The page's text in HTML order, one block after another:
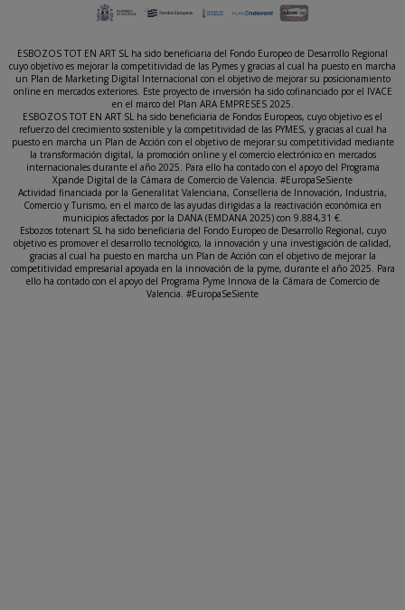
ESBOZOS TOT EN ART SL ha sido beneficiaria del Fondo Europeo de Desarrollo Regional
cuyo objetivo es mejorar la competitividad de las Pymes y gracias al cual ha puesto en marcha
un Plan de Marketing Digital Internacional con el objetivo de mejorar su posicionamiento
online en mercados exteriores. Este proyecto de inversión ha sido cofinanciado por el IVACE
en el marco del Plan ARA EMPRESES 2025.
ESBOZOS TOT EN ART SL ha sido beneficiaria de Fondos Europeos, cuyo objetivo es el
refuerzo del crecimiento sostenible y la competitividad de las PYMES, y gracias al cual ha
puesto en marcha un Plan de Acción con el objetivo de mejorar su competitividad mediante
la transformación digital, la promoción online y el comercio electrónico en mercados
internacionales durante el año 2025. Para ello ha contado con el apoyo del Programa
Xpande Digital de la Cámara de Comercio de Valencia. #EuropaSeSiente
Actividad financiada por la Generalitat Valenciana, Conselleria de Innovación, Industria,
Comercio y Turismo, en el marco de las ayudas dirigidas a la reactivación económica en
municipios afectados por la DANA (EMDANA 2025) con 9.884,31 €.
Esbozos totenart SL ha sido beneficiaria del Fondo Europeo de Desarrollo Regional, cuyo
objetivo es promover el desarrollo tecnológico, la innovación y una investigación de calidad,
gracias al cual ha puesto en marcha un Plan de Acción con el objetivo de mejorar la
competitividad empresarial apoyada en la innovación de la pyme, durante el año 2025. Para
ello ha contado con el apoyo del Programa Pyme Innova de la Cámara de Comercio de
Valencia. #EuropaSeSiente